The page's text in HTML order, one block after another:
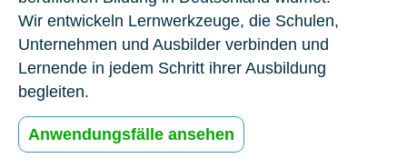
Wir entwickeln Lernwerkzeuge, die Schulen,
Unternehmen und Ausbilder verbinden und
Lernende in jedem Schritt ihrer Ausbildung
begleiten.
Anwendungsfälle ansehen